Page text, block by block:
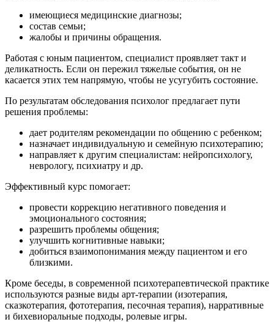
имеющиеся медицинские диагнозы;
состав семьи;
жалобы и причины обращения.
Работая с юным пациентом, специалист проявляет такт и
деликатность. Если он пережил тяжелые события, он не
касается этих тем напрямую, чтобы не усугубить состояние.
По результатам обследования психолог предлагает пути
решения проблемы:
дает родителям рекомендации по общению с ребенком;
назначает индивидуальную и семейную психотерапию;
направляет к другим специалистам: нейропсихологу,
неврологу, психиатру и др.
Эффективный курс помогает:
провести коррекцию негативного поведения и
эмоционального состояния;
разрешить проблемы общения;
улучшить когнитивные навыки;
добиться взаимопонимания между пациентом и его
близкими.
Кроме беседы, в современной психотерапевтической практике
используются разные виды арт-терапии (изотерапия,
сказкотерапия, фототерапия, песочная терапия), нарративные
и бихевиоральные подходы, ролевые игры.